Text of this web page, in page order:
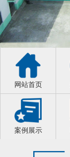
网站首页
案例展示